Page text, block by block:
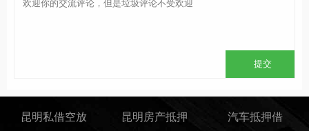
昆明私借空放 昆明房产抵押 汽车抵押借